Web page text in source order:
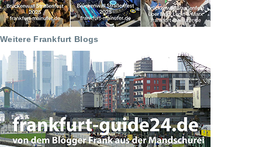
Weitere Frankfurt Blogs